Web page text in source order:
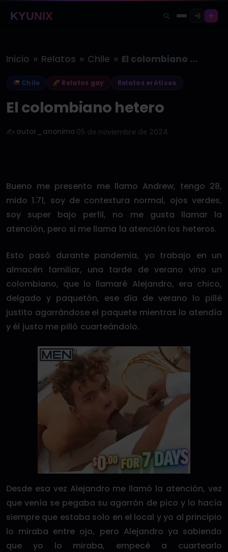
KYUNIX
Inicio » Relatos » Chile » El colombiano hetero
Chile Relatos gay Relatos eróticos
El colombiano hetero
✍️ autor_anonimo 05 de noviembre de 2024
Bueno me presento me llamo Andrew, tengo 28,
mido 1.71, soy de contextura normal, ojos verdes,
soy super bajo perfil, no me gusta llamar la
atención, pero si me llama la atención los heteros.
Esto pasó durante pandemia, yo trabajo en un
almacén familiar, una tarde de verano vino un
colombiano, que lo llamaré Alejandro, era chico,
delgado y paquetón, ese día de verano lo pillé
justito agarrándose el paquete mientras lo atendía
y él justo me pilló cuarteándolo.
Desde esa vez Alejandro me llamó la atención, vez
que venía se pegaba su agarrón de pico y lo hacía
siempre que estaba solo en el local y yo al principio
lo miraba entre ojo, pero Alejandro ya sabiendo
que yo lo miraba, empecé a cuartearlo